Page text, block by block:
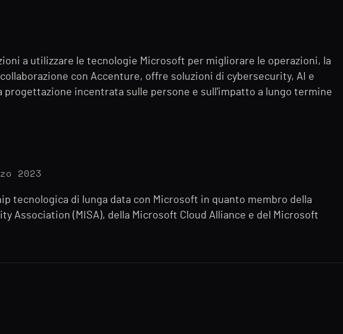
a utilizzare le tecnologie Microsoft per migliorare le operazioni, la
con Accenture, offre soluzioni di cybersecurity, AI e
progettazione incentrata sulle persone e sull'impatto a lungo termine
2023
tecnologica di lunga data con Microsoft in quanto membro della
Association (MISA), della Microsoft Cloud Alliance e del Microsoft